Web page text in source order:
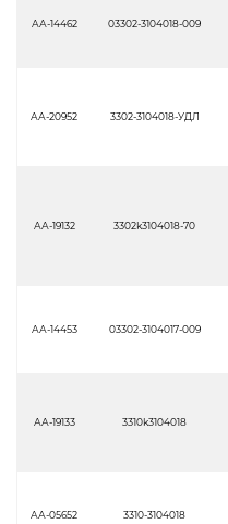
АА-14462 03302-3104018-009
АА-20952 3302-3104018-УДЛ
АА-19132 3302k3104018-70
АА-14453 03302-3104017-009
АА-19133 3310k3104018
АА-05652 3310-3104018